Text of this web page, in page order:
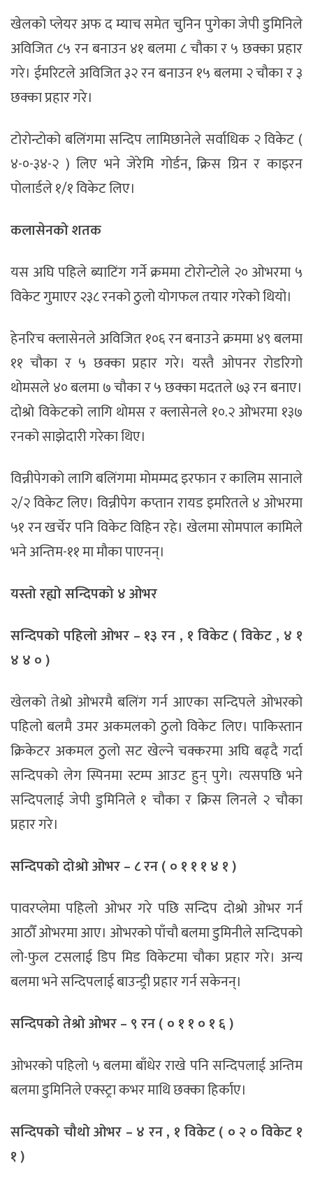
खेलको प्लेयर अफ द म्याच समेत चुनिन पुगेका जेपी डुमिनिले
अविजित ८५ रन बनाउन ४१ बलमा ८ चौका र ५ छक्का प्रहार
गरे। ईमरिटले अविजित ३२ रन बनाउन १५ बलमा २ चौका र ३
छक्का प्रहार गरे।
टोरोन्टोको बलिंगमा सन्दिप लामिछानेले सर्वाधिक २ विकेट (
४-०-३४-२ ) लिए भने जेरेमि गोर्डन, क्रिस ग्रिन र काइरन
पोलार्डले १/१ विकेट लिए।
कलासेनको शतक
यस अघि पहिले ब्याटिंग गर्ने क्रममा टोरोन्टोले २० ओभरमा ५
विकेट गुमाएर २३८ रनको ठुलो योगफल तयार गरेको थियो।
हेनरिच क्लासेनले अविजित १०६ रन बनाउने क्रममा ४९ बलमा
११ चौका र ५ छक्का प्रहार गरे। यस्तै ओपनर रोडरिगो
थोमसले ४० बलमा ७ चौका र ५ छक्का मदतले ७३ रन बनाए।
दोश्रो विकेटको लागि थोमस र क्लासेनले १०.२ ओभरमा १३७
रनको साझेदारी गरेका थिए।
विन्नीपेगको लागि बलिंगमा मोमम्मद इरफान र कालिम सानाले
२/२ विकेट लिए। विन्नीपेग कप्तान रायड इमरितले ४ ओभरमा
५१ रन खर्चेर पनि विकेट विहिन रहे। खेलमा सोमपाल कामिले
भने अन्तिम-११ मा मौका पाएनन्।
यस्तो रह्यो सन्दिपको ४ ओभर
सन्दिपको पहिलो ओभर – १३ रन , १ विकेट ( विकेट , ४ १
४ ४ ० )
खेलको तेश्रो ओभरमै बलिंग गर्न आएका सन्दिपले ओभरको
पहिलो बलमै उमर अकमलको ठुलो विकेट लिए। पाकिस्तान
क्रिकेटर अकमल ठुलो सट खेल्ने चक्करमा अघि बढ्दै गर्दा
सन्दिपको लेग स्पिनमा स्टम्प आउट हुन् पुगे। त्यसपछि भने
सन्दिपलाई जेपी डुमिनिले १ चौका र क्रिस लिनले २ चौका
प्रहार गरे।
सन्दिपको दोश्रो ओभर – ८ रन ( ० १ १ १ ४ १ )
पावरप्लेमा पहिलो ओभर गरे पछि सन्दिप दोश्रो ओभर गर्न
आठौँ ओभरमा आए। ओभरको पाँचौ बलमा डुमिनीले सन्दिपको
लो-फुल टसलाई डिप मिड विकेटमा चौका प्रहार गरे। अन्य
बलमा भने सन्दिपलाई बाउन्ड्री प्रहार गर्न सकेनन्।
सन्दिपको तेश्रो ओभर – ९ रन ( ० १ १ ० १ ६ )
ओभरको पहिलो ५ बलमा बाँधेर राखे पनि सन्दिपलाई अन्तिम
बलमा डुमिनिले एक्स्ट्रा कभर माथि छक्का हिर्काए।
सन्दिपको चौथो ओभर – ४ रन , १ विकेट ( ० २ ० विकेट १
१ )